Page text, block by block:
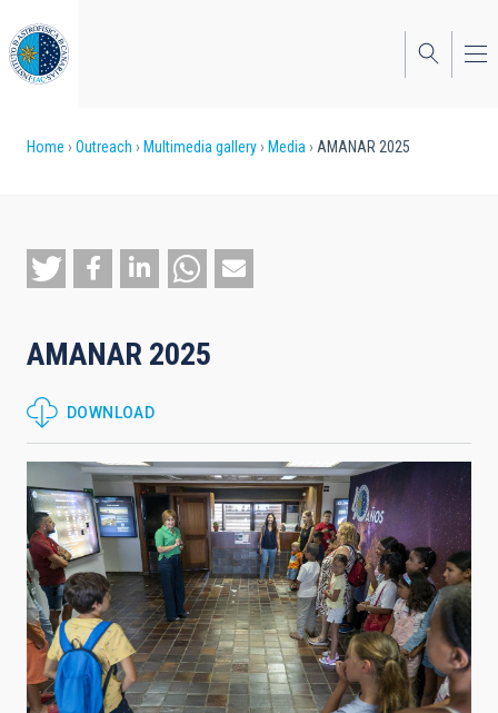
to
main
content
Breadcrumb
Home Outreach Multimedia gallery Media AMANAR 2025
AMANAR 2025
DOWNLOAD